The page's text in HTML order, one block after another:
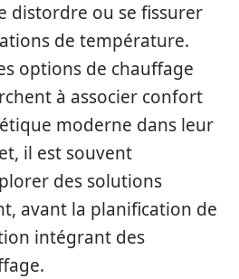
distordre ou se fissurer
de température.
options de chauffage
à associer confort
moderne dans leur
il est souvent
des solutions
avant la planification de
intégrant des